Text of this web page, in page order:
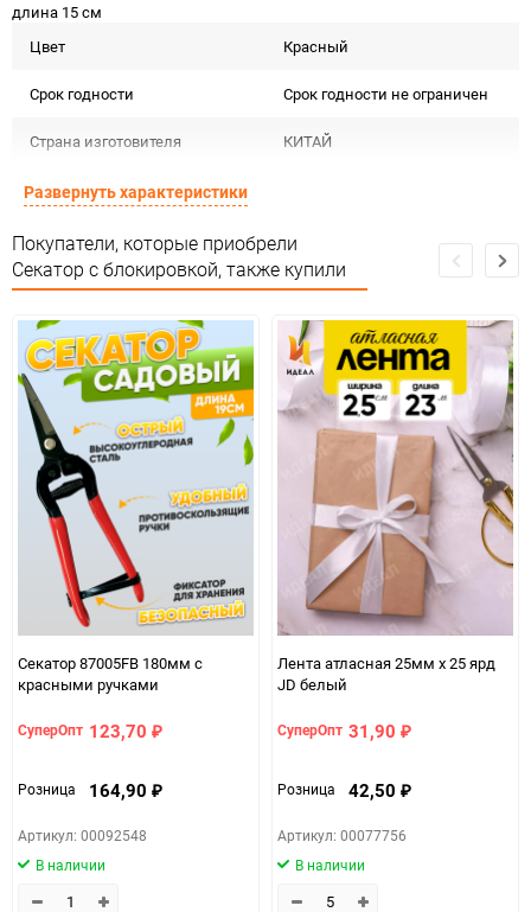
длина 15 см
Цвет
Красный
Срок годности Срок годности не ограничен
Страна изготовителя КИТАЙ
Предназначение товара
Сертификация Не подлежит сертификации
Особые условия Особых условий не требует
Минимальное количество 1
Количество в коробке 100
Единица измерения шт
Развернуть характеристики
Покупатели, которые приобрели
Секатор с блокировкой, также купили
Секатор 87005FB 180мм с
красными ручками
СуперОпт 123,70 ₽
Розница 164,90 ₽
Артикул: 00092548
В наличии
Лента атласная 25мм х 25 ярд
JD белый
СуперОпт 31,90 ₽
Розница 42,50 ₽
Артикул: 00077756
В наличии